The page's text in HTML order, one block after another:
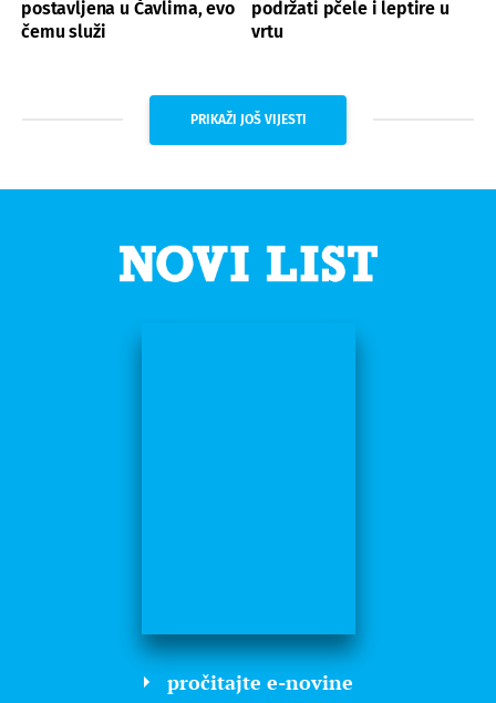
postavljena u Čavlima, evo
čemu služi
podržati pčele i leptire u
vrtu
PRIKAŽI JOŠ VIJESTI
pročitajte e-novine